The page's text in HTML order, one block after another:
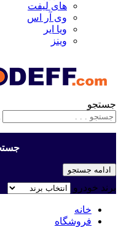
های لیفت
وی آر اس
ویا ایر
وینز
جستجو
ادامه جستجو
برند خودرو
خانه
فروشگاه